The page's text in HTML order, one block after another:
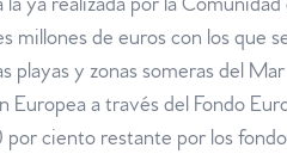
ya realizada por la
millones de euros con los que
playas y zonas someras del
Europea a través del Fondo
ciento restante por los